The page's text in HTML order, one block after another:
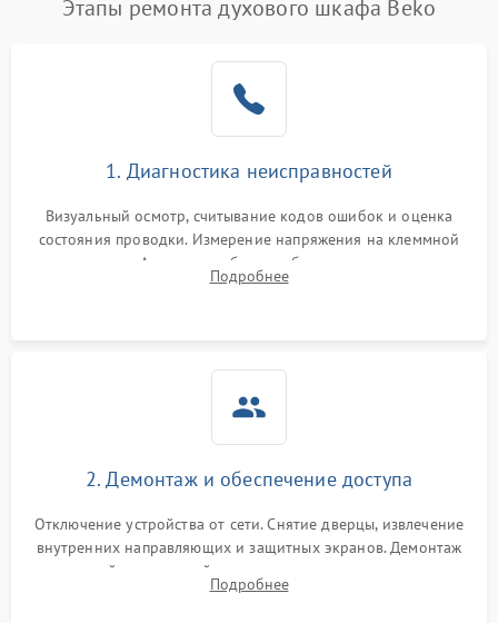
Этапы ремонта духового шкафа Beko
1. Диагностика неисправностей
Визуальный осмотр, считывание кодов ошибок и оценка
состояния проводки. Измерение напряжения на клеммной
колодке. Анализ жалоб на проблемы с нагревом,
конвекцией, панелью управления или блокировкой дверцы.
Подробнее
2. Демонтаж и обеспечение доступа
Отключение устройства от сети. Снятие дверцы, извлечение
внутренних направляющих и защитных экранов. Демонтаж
задней или верхней панели для прямого доступа к
нагревательным элементам, плате и вентиляторам.
Подробнее